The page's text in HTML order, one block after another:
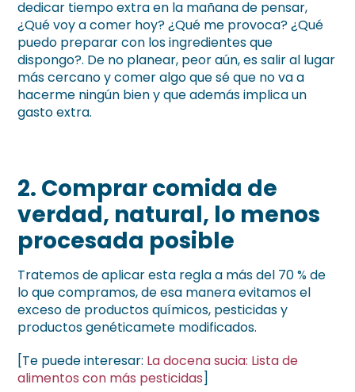
dedicar tiempo extra en la mañana de pensar,
¿Qué voy a comer hoy? ¿Qué me provoca? ¿Qué
puedo preparar con los ingredientes que
dispongo?. De no planear, peor aún, es salir al lugar
más cercano y comer algo que sé que no va a
hacerme ningún bien y que además implica un
gasto extra.
2. Comprar comida de
verdad, natural, lo menos
procesada posible
Tratemos de aplicar esta regla a más del 70 % de
lo que compramos, de esa manera evitamos el
exceso de productos químicos, pesticidas y
productos genéticamete modificados.
[Te puede interesar: La docena sucia: Lista de
alimentos con más pesticidas]